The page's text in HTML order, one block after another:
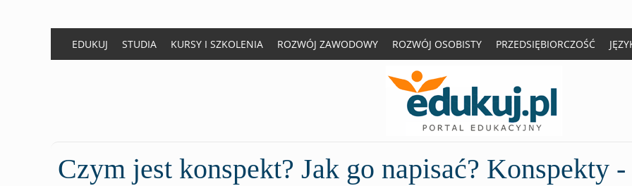
EDUKUJ STUDIA KURSY I SZKOLENIA ROZWÓJ ZAWODOWY ROZWÓJ OSOBISTY PRZEDSIĘBIORCZOŚĆ
Czym jest konspekt? Jak go napisać? Konspekty -